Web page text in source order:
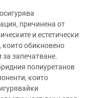
причинена от
и естетически
които обикновено
запечатване.
полиуретанов
които